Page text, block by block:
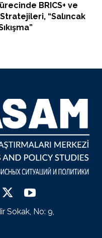
BRICS+ ve
Stratejileri, “Salıncak
Sokak, No: 9,